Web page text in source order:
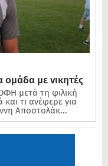
ομάδα με νικητές
μετά τη φιλική
τι ανέφερε για
Αποστολάκ...